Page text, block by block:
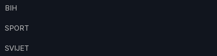
BIH
SPORT
SVIJET